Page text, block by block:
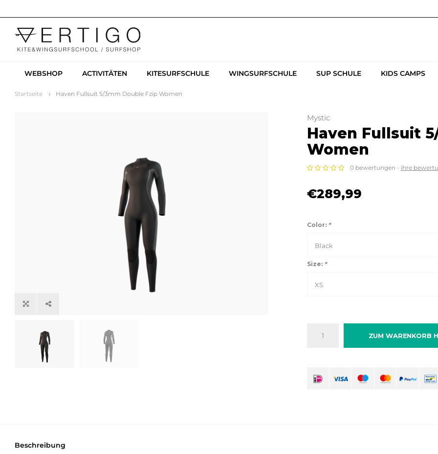
WEBSHOP ACTIVITÄTEN KITESURFSCHULE WINGSURFSCHULE SUP SCHULE KIDS CAMPS
Startseite Haven Fullsuit 5/3mm Double Fzip Women
Mystic
Haven Fullsuit
Women
0 bewertungen - ihre
€289,99
Color: *
Black
Size: *
XS
ZUM WARENKORB
Beschreibung